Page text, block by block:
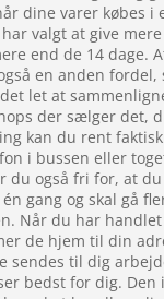
dine varer købes i
valgt at give
end de 14 dage.
en anden fordel,
let at
der sælger det,
kan du rent
i bussen eller
du også fri for, at
gang og skal gå
Når du har
de hjem til din
sendes til dig
bedst for dig.